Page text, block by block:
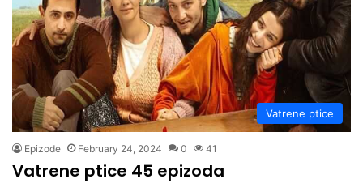
Vatrene ptice
Epizode February 24, 2024 0 41
Vatrene ptice 45 epizoda